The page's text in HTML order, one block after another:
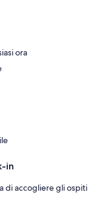
ora
in
di accogliere gli ospiti